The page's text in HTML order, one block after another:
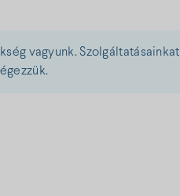
vagyunk. Szolgáltatásainkat